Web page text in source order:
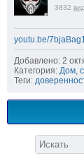
3832
youtu.be/
Добавлено: 2
Категория: Дом,
Теги: